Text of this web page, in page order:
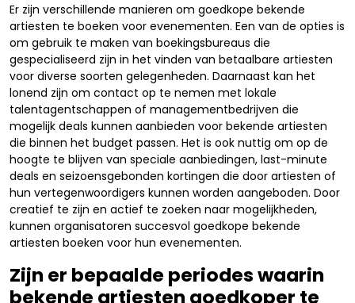
Er zijn verschillende manieren om goedkope bekende
artiesten te boeken voor evenementen. Een van de opties is
om gebruik te maken van boekingsbureaus die
gespecialiseerd zijn in het vinden van betaalbare artiesten
voor diverse soorten gelegenheden. Daarnaast kan het
lonend zijn om contact op te nemen met lokale
talentagentschappen of managementbedrijven die
mogelijk deals kunnen aanbieden voor bekende artiesten
die binnen het budget passen. Het is ook nuttig om op de
hoogte te blijven van speciale aanbiedingen, last-minute
deals en seizoensgebonden kortingen die door artiesten of
hun vertegenwoordigers kunnen worden aangeboden. Door
creatief te zijn en actief te zoeken naar mogelijkheden,
kunnen organisatoren succesvol goedkope bekende
artiesten boeken voor hun evenementen.
Zijn er bepaalde periodes waarin
bekende artiesten goedkoper te